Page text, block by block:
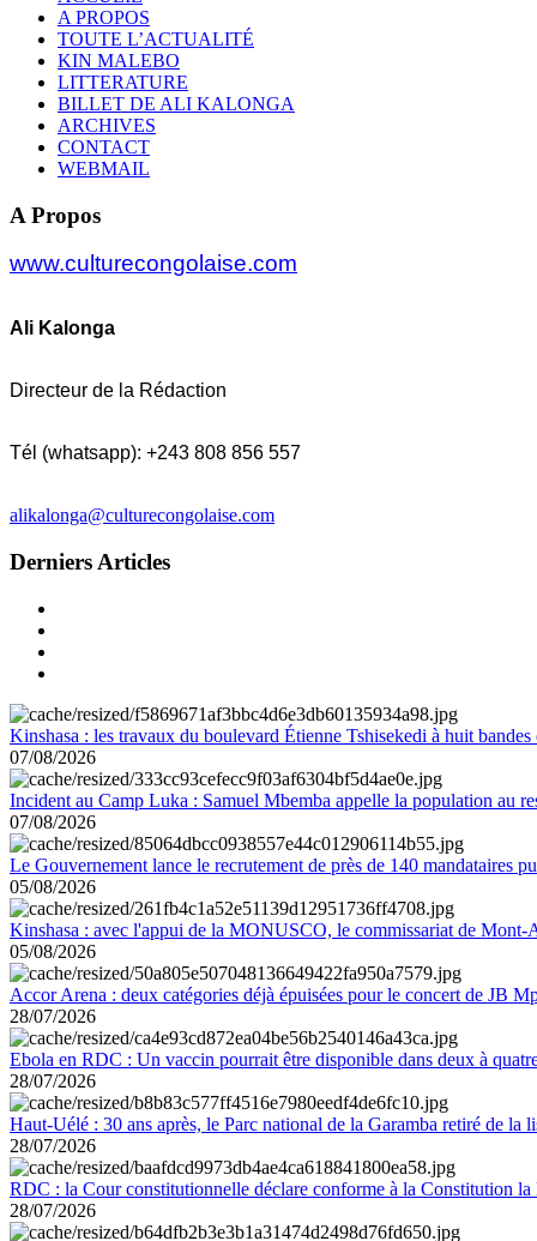
A PROPOS
TOUTE L’ACTUALITÉ
KIN MALEBO
LITTERATURE
BILLET DE ALI KALONGA
ARCHIVES
CONTACT
WEBMAIL
A Propos
www.culturecongolaise.com
Ali Kalonga
Directeur de la Rédaction
Tél (whatsapp): +243 808 856 557
alikalonga@culturecongolaise.com
Derniers Articles
Kinshasa : les travaux du boulevard Étienne Tshisekedi à huit
07/08/2026
Incident au Camp Luka : Samuel Mbemba appelle la population au
07/08/2026
Le Gouvernement lance le recrutement de près de 140 mandataires
05/08/2026
Kinshasa : avec l'appui de la MONUSCO, le commissariat de Mont-
05/08/2026
Accor Arena : deux catégories déjà épuisées pour le concert de JB
28/07/2026
Ebola en RDC : Un vaccin pourrait être disponible dans deux à
28/07/2026
Haut-Uélé : 30 ans après, le Parc national de la Garamba retiré de la
28/07/2026
RDC : la Cour constitutionnelle déclare conforme à la Constitution la
28/07/2026